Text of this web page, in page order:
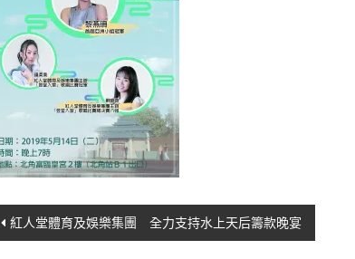
Post
紅人堂體育及娛樂集團 全力支持水上天后籌款晚宴